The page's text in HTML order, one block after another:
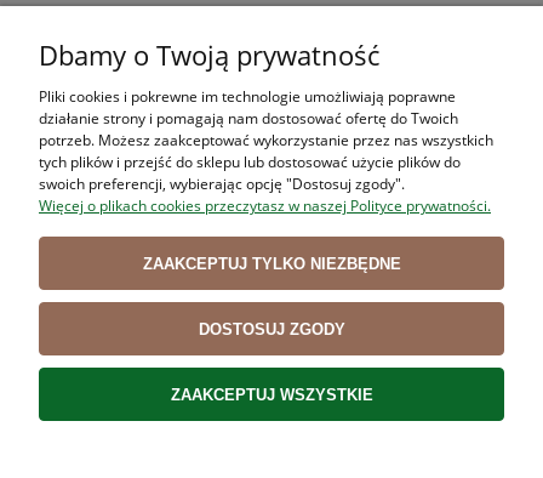
ZAKUPY
POMOC
MOJE KONTO
INFORMACJE
Użytkowanie sklepu oznacza zgodę na wykorzystywanie plików cookies.
Dbamy o Twoją prywatność
Pliki cookies i pokrewne im technologie umożliwiają poprawne
działanie strony i pomagają nam dostosować ofertę do Twoich
potrzeb. Możesz zaakceptować wykorzystanie przez nas wszystkich
tych plików i przejść do sklepu lub dostosować użycie plików do
swoich preferencji, wybierając opcję "Dostosuj zgody".
Więcej o plikach cookies przeczytasz w naszej Polityce prywatności.
ZAAKCEPTUJ TYLKO NIEZBĘDNE
DOSTOSUJ ZGODY
ZAAKCEPTUJ WSZYSTKIE